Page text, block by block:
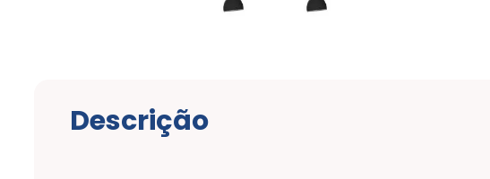
Descrição